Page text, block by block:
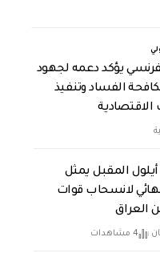
يؤكد دعمه لجهود
الفساد وتنفيذ
الاقتصادية
30 أيلول المقبل يمثل
لانسحاب قوات
العراق
4 مشاهدات